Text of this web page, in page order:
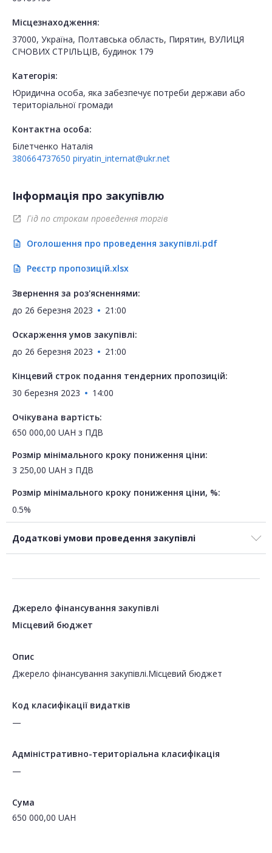
Місцезнаходження:
37000, Україна, Полтавська область, Пирятин, ВУЛИЦЯ
СІЧОВИХ СТРІЛЬЦІВ, будинок 179
Категорія:
Юридична особа, яка забезпечує потреби держави або
територіальної громади
Контактна особа:
Білетченко Наталія
380664737650 piryatin_internat@ukr.net
Інформація про закупівлю
open_in_new Гід по строкам проведення торгів
description Оголошення про проведення закупівлі.pdf
description Реєстр пропозицій.xlsx
Звернення за роз'ясненнями:
до 26 березня 2023 21:00
Оскарження умов закупівлі:
до 26 березня 2023 21:00
Кінцевий строк подання тендерних пропозицій:
30 березня 2023
14:00
Очікувана вартість:
650 000,00 UAH з ПДВ
Розмір мінімального кроку пониження ціни:
3 250,00 UAH з ПДВ
Розмір мінімального кроку пониження ціни, %:
0.5%
Додаткові умови проведення закупівлі
Джерело фінансування закупівлі
Місцевий бюджет
Опис
Джерело фінансування закупівлі.Місцевий бюджет
Код класифікації видатків
—
Адміністративно-територіальна класифікація
—
Сума
650 000,00 UAH